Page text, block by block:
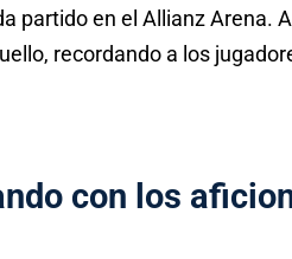
partido en el Allianz Arena.
recordando a los
con los